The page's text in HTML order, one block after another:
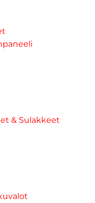
& Sulakkeet